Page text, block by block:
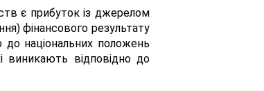
є прибуток із джерелом
фінансового результату
до національних положень
виникають відповідно до